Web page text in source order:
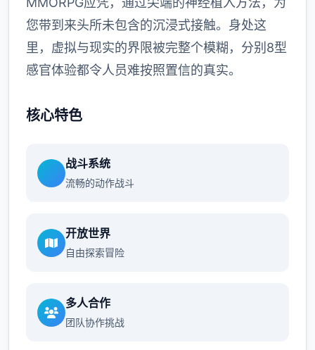
您带到来头所未包含的沉浸式接触。身处这
里，虚拟与现实的界限被完整个模糊，分别8型
感官体验都令人员难按照置信的真实。
核心特色
战斗系统
流畅的动作战斗
开放世界
自由探索冒险
多人合作
团队协作挑战